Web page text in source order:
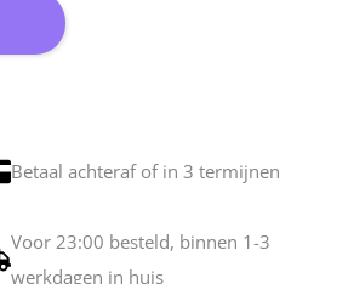
Betaal achteraf of in 3 termijnen
Voor 23:00 besteld, binnen 1-3
werkdagen in huis